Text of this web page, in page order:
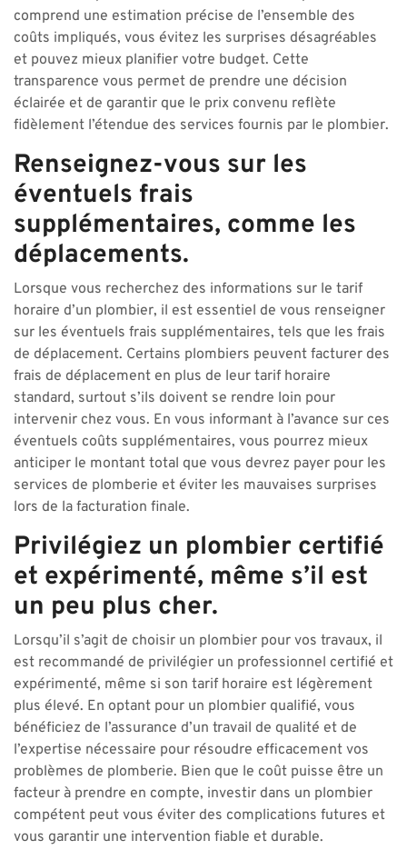
comprend une estimation précise de l’ensemble des
coûts impliqués, vous évitez les surprises désagréables
et pouvez mieux planifier votre budget. Cette
transparence vous permet de prendre une décision
éclairée et de garantir que le prix convenu reflète
fidèlement l’étendue des services fournis par le plombier.
Renseignez-vous sur les
éventuels frais
supplémentaires, comme les
déplacements.
Lorsque vous recherchez des informations sur le tarif
horaire d’un plombier, il est essentiel de vous renseigner
sur les éventuels frais supplémentaires, tels que les frais
de déplacement. Certains plombiers peuvent facturer des
frais de déplacement en plus de leur tarif horaire
standard, surtout s’ils doivent se rendre loin pour
intervenir chez vous. En vous informant à l’avance sur ces
éventuels coûts supplémentaires, vous pourrez mieux
anticiper le montant total que vous devrez payer pour les
services de plomberie et éviter les mauvaises surprises
lors de la facturation finale.
Privilégiez un plombier certifié
et expérimenté, même s’il est
un peu plus cher.
Lorsqu’il s’agit de choisir un plombier pour vos travaux, il
est recommandé de privilégier un professionnel certifié et
expérimenté, même si son tarif horaire est légèrement
plus élevé. En optant pour un plombier qualifié, vous
bénéficiez de l’assurance d’un travail de qualité et de
l’expertise nécessaire pour résoudre efficacement vos
problèmes de plomberie. Bien que le coût puisse être un
facteur à prendre en compte, investir dans un plombier
compétent peut vous éviter des complications futures et
vous garantir une intervention fiable et durable.